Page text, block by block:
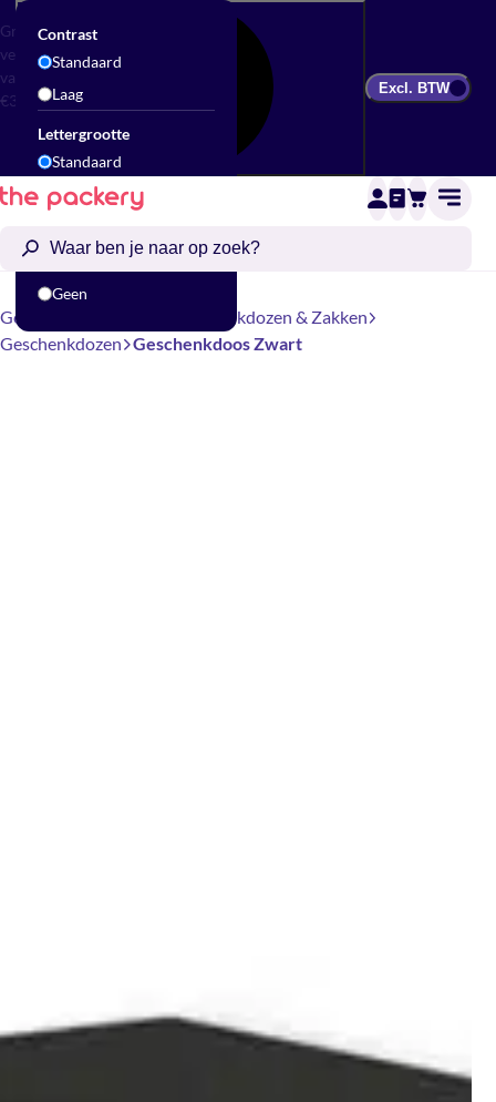
Gratis
verzending
vanaf
€300
Contrast
Standaard
Laag
Lettergrootte
Standaard
Groot
Geen
Excl. BTW
Geschenkverpakking
Geschenkdozen & Zakken
Geschenkdozen Geschenkdoos Zwart